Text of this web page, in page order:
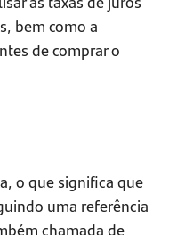
bem como a
de comprar o
o que significa que
uma referência
chamada de